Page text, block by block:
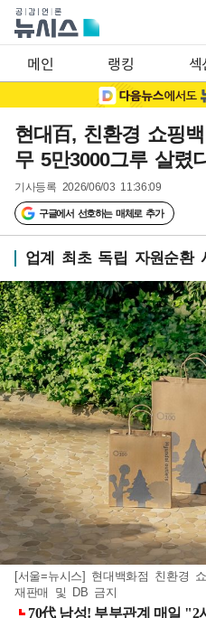
메인 랭킹 섹
현대百, 친환경 쇼핑
무 5만3000그루 살렸
기사등록 2026/06/03 11:36:09
구글에서 선호하는 매체로 추가
업계 최초 독립 자원순환
[서울=뉴시스] 현대백화점 친환경
재판매 및 DB 금지